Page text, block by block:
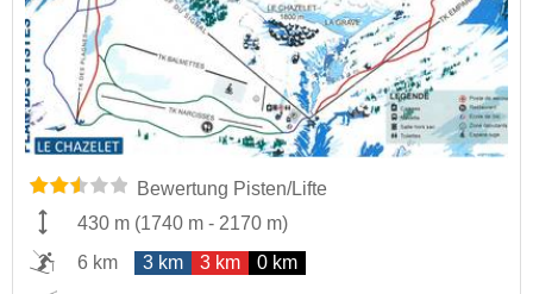
Bewertung Pisten/Lifte
430 m (1740 m - 2170 m)
6 km
3 km 3 km 0 km